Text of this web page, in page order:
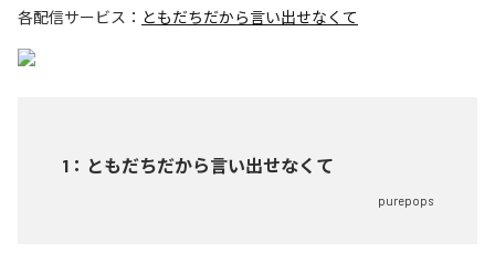
各配信サービス： ともだちだから言い出せなくて
1 ： ともだちだから言い出せなくて
purepops